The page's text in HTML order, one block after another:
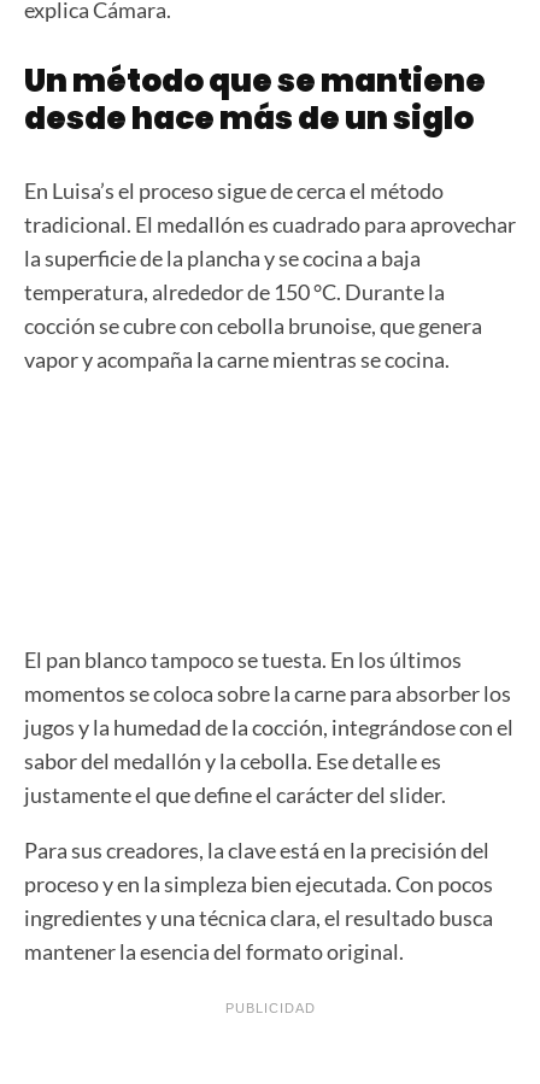
explica Cámara.
Un método que se mantiene
desde hace más de un siglo
En Luisa’s el proceso sigue de cerca el método
tradicional. El medallón es cuadrado para aprovechar
la superficie de la plancha y se cocina a baja
temperatura, alrededor de 150 °C. Durante la
cocción se cubre con cebolla brunoise, que genera
vapor y acompaña la carne mientras se cocina.
El pan blanco tampoco se tuesta. En los últimos
momentos se coloca sobre la carne para absorber los
jugos y la humedad de la cocción, integrándose con el
sabor del medallón y la cebolla. Ese detalle es
justamente el que define el carácter del slider.
Para sus creadores, la clave está en la precisión del
proceso y en la simpleza bien ejecutada. Con pocos
ingredientes y una técnica clara, el resultado busca
mantener la esencia del formato original.
PUBLICIDAD